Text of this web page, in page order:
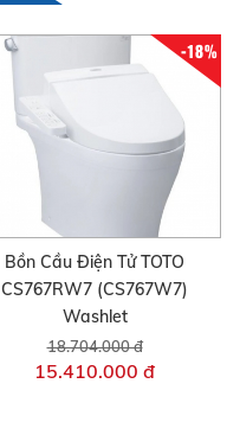
-18%
Bồn Cầu Điện Tử TOTO
CS767RW7 (CS767W7)
Washlet
18.704.000 đ
15.410.000 đ